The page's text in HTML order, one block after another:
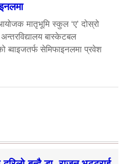
मातृभूमि स्कुल ‘ए’ दोस्रो
बास्केटबल
ब्वाइजतर्फ सेमिफाइनलमा प्रवेश